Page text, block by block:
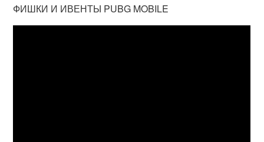
ФИШКИ И ИВЕНТЫ PUBG MOBILE